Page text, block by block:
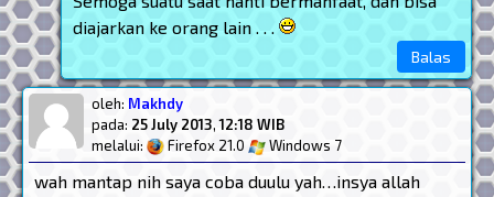
diajarkan ke orang lain . . .
Balas
oleh: Makhdy
pada: 25 July 2013,12:18 WIB
melalui:
Firefox 21.0 Windows 7
wah mantap nih saya coba duulu yah…insya allah